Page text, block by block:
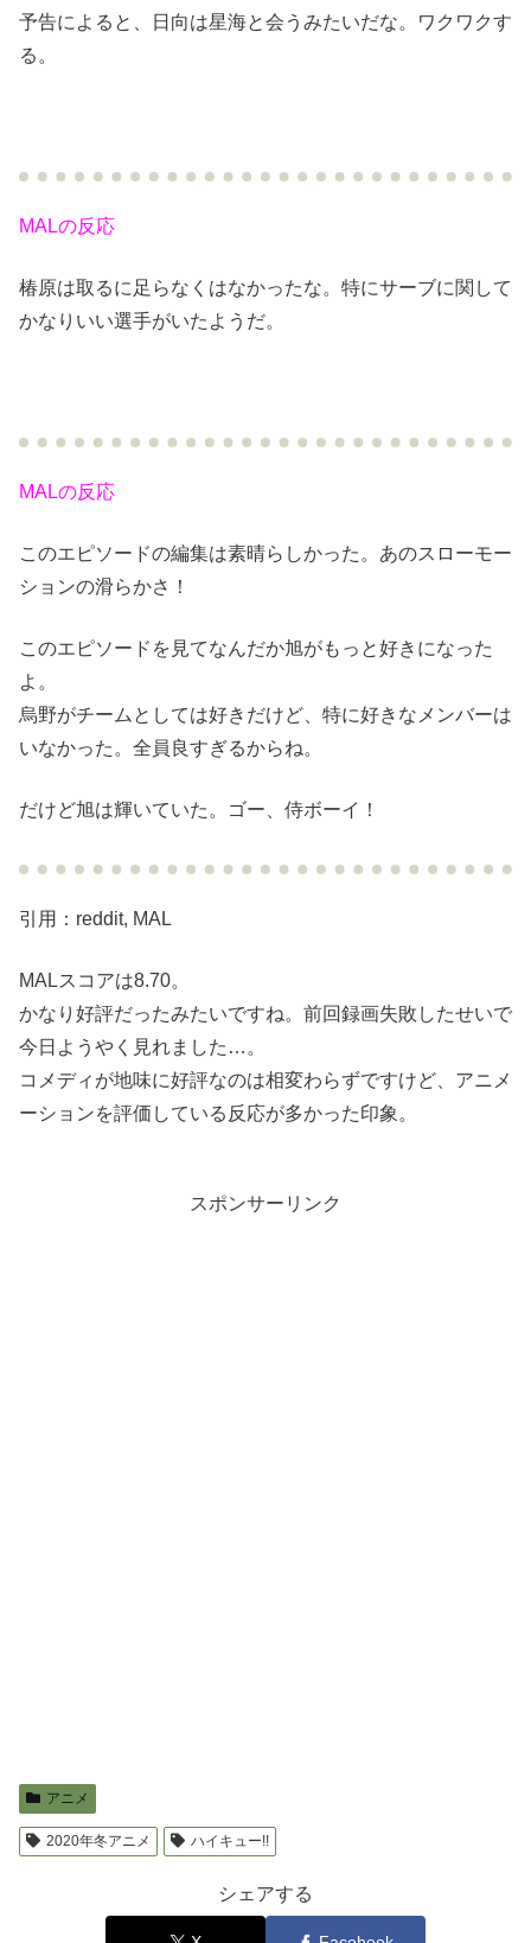
予告によると、日向は星海と会うみたいだな。ワクワクす
る。
MALの反応
椿原は取るに足らなくはなかったな。特にサーブに関して
かなりいい選手がいたようだ。
MALの反応
このエピソードの編集は素晴らしかった。あのスローモー
ションの滑らかさ！
このエピソードを見てなんだか旭がもっと好きになった
よ。
烏野がチームとしては好きだけど、特に好きなメンバーは
いなかった。全員良すぎるからね。
だけど旭は輝いていた。ゴー、侍ボーイ！
引用：reddit, MAL
MALスコアは8.70。
かなり好評だったみたいですね。前回録画失敗したせいで
今日ようやく見れました…。
コメディが地味に好評なのは相変わらずですけど、アニメ
ーションを評価している反応が多かった印象。
スポンサーリンク
アニメ
2020年冬アニメ ハイキュー!!
シェアする